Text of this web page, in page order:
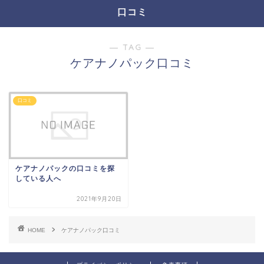
口コミ
― TAG ―
ケアナノパック口コミ
口コミ
ケアナノパックの口コミを探
している人へ
2021年9月20日
HOME ケアナノパック口コミ